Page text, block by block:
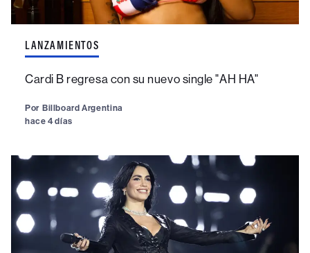
LANZAMIENTOS
Cardi B regresa con su nuevo single "AH HA"
Por Billboard Argentina
hace 4 días